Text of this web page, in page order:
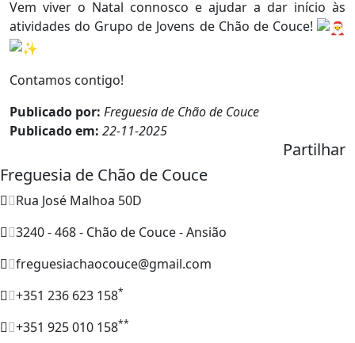
Vem viver o Natal connosco e ajudar a dar início às
atividades do Grupo de Jovens de Chão de Couce!
Contamos contigo!
Publicado por: Freguesia de Chão de Couce
Publicado em: 22-11-2025
Partilhar
Freguesia de Chão de Couce
Rua José Malhoa 50D
3240 - 468 - Chão de Couce - Ansião
freguesiachaocouce@gmail.com
+351 236 623 158*
+351 925 010 158**